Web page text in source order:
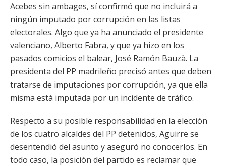
Acebes sin ambages, sí confirmó que no incluirá a
ningún imputado por corrupción en las listas
electorales. Algo que ya ha anunciado el presidente
valenciano, Alberto Fabra, y que ya hizo en los
pasados comicios el balear, José Ramón Bauzà. La
presidenta del PP madrileño precisó antes que deben
tratarse de imputaciones por corrupción, ya que ella
misma está imputada por un incidente de tráfico.
Respecto a su posible responsabilidad en la elección
de los cuatro alcaldes del PP detenidos, Aguirre se
desentendió del asunto y aseguró no conocerlos. En
todo caso, la posición del partido es reclamar que